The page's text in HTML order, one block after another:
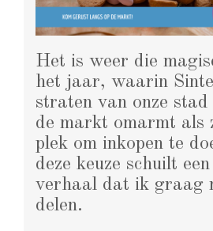
Het is weer die
het jaar, waarin
straten van onze
de markt omarmt als
plek om inkopen te
deze keuze schuilt
verhaal dat ik graag
delen.